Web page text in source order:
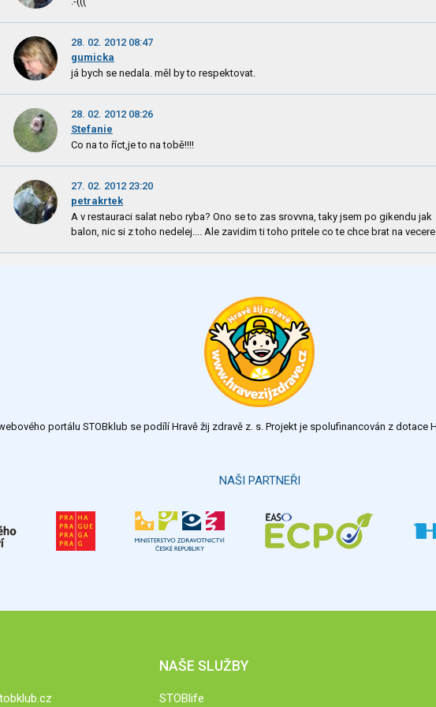
28. 02. 2012 08:47
gumicka
já bych se nedala. měl by to respektovat.
28. 02. 2012 08:26
Stefanie
Co na to říct,je to na tobě!!!!
27. 02. 2012 23:20
petrakrtek
A v restauraci salat nebo ryba? Ono se to zas srovvna, taky jsem po gikendu jak
balon, nic si z toho nedelej.... Ale zavidim ti toho pritele co te chce brat na
portálu STOBklub se podílí Hravě žij zdravě z. s. Projekt je spolufinancován z dotace
NAŠI PARTNEŘI
NAŠE SLUŽBY
STOBlife